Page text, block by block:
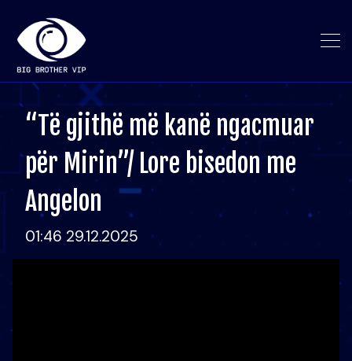
“Të gjithë më kanë ngacmuar
për Mirin”/ Lore bisedon me
Angelon
01:46 29.12.2025